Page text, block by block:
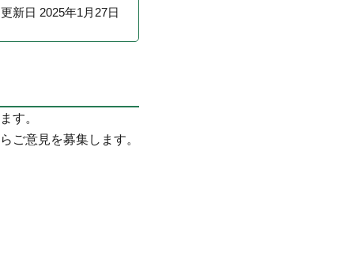
更新日 2025年1月27日
す。
ご意見を募集します。